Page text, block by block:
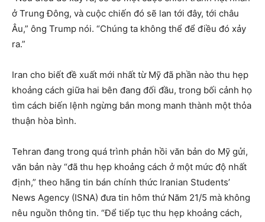
ở Trung Đông, và cuộc chiến đó sẽ lan tới đây, tới châu
Âu,” ông Trump nói. “Chúng ta không thể để điều đó xảy
ra.”
Iran cho biết đề xuất mới nhất từ Mỹ đã phần nào thu hẹp
khoảng cách giữa hai bên đang đối đầu, trong bối cảnh họ
tìm cách biến lệnh ngừng bắn mong manh thành một thỏa
thuận hòa bình.
Tehran đang trong quá trình phản hồi văn bản do Mỹ gửi,
văn bản này “đã thu hẹp khoảng cách ở một mức độ nhất
định,” theo hãng tin bán chính thức Iranian Students’
News Agency (ISNA) đưa tin hôm thứ Năm 21/5 mà không
nêu nguồn thông tin. “Để tiếp tục thu hẹp khoảng cách,